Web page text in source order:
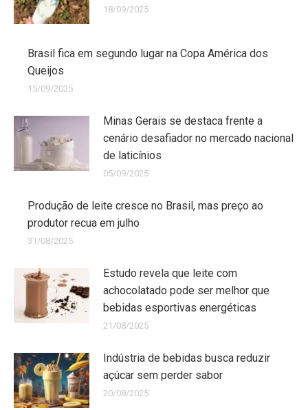
18/09/2025
Brasil fica em segundo lugar na Copa América dos
Queijos
15/09/2025
Minas Gerais se destaca frente a
cenário desafiador no mercado nacional
de laticínios
05/09/2025
Produção de leite cresce no Brasil, mas preço ao
produtor recua em julho
31/08/2025
Estudo revela que leite com
achocolatado pode ser melhor que
bebidas esportivas energéticas
21/08/2025
Indústria de bebidas busca reduzir
açúcar sem perder sabor
20/08/2025